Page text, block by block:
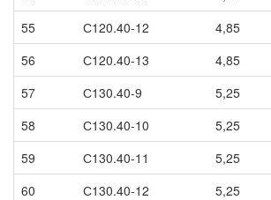
55
С120.40-12
4,85
56
С120.40-13
4,85
57
С130.40-9
5,25
58
С130.40-10
5,25
59
С130.40-11
5,25
60
С130.40-12
5,25